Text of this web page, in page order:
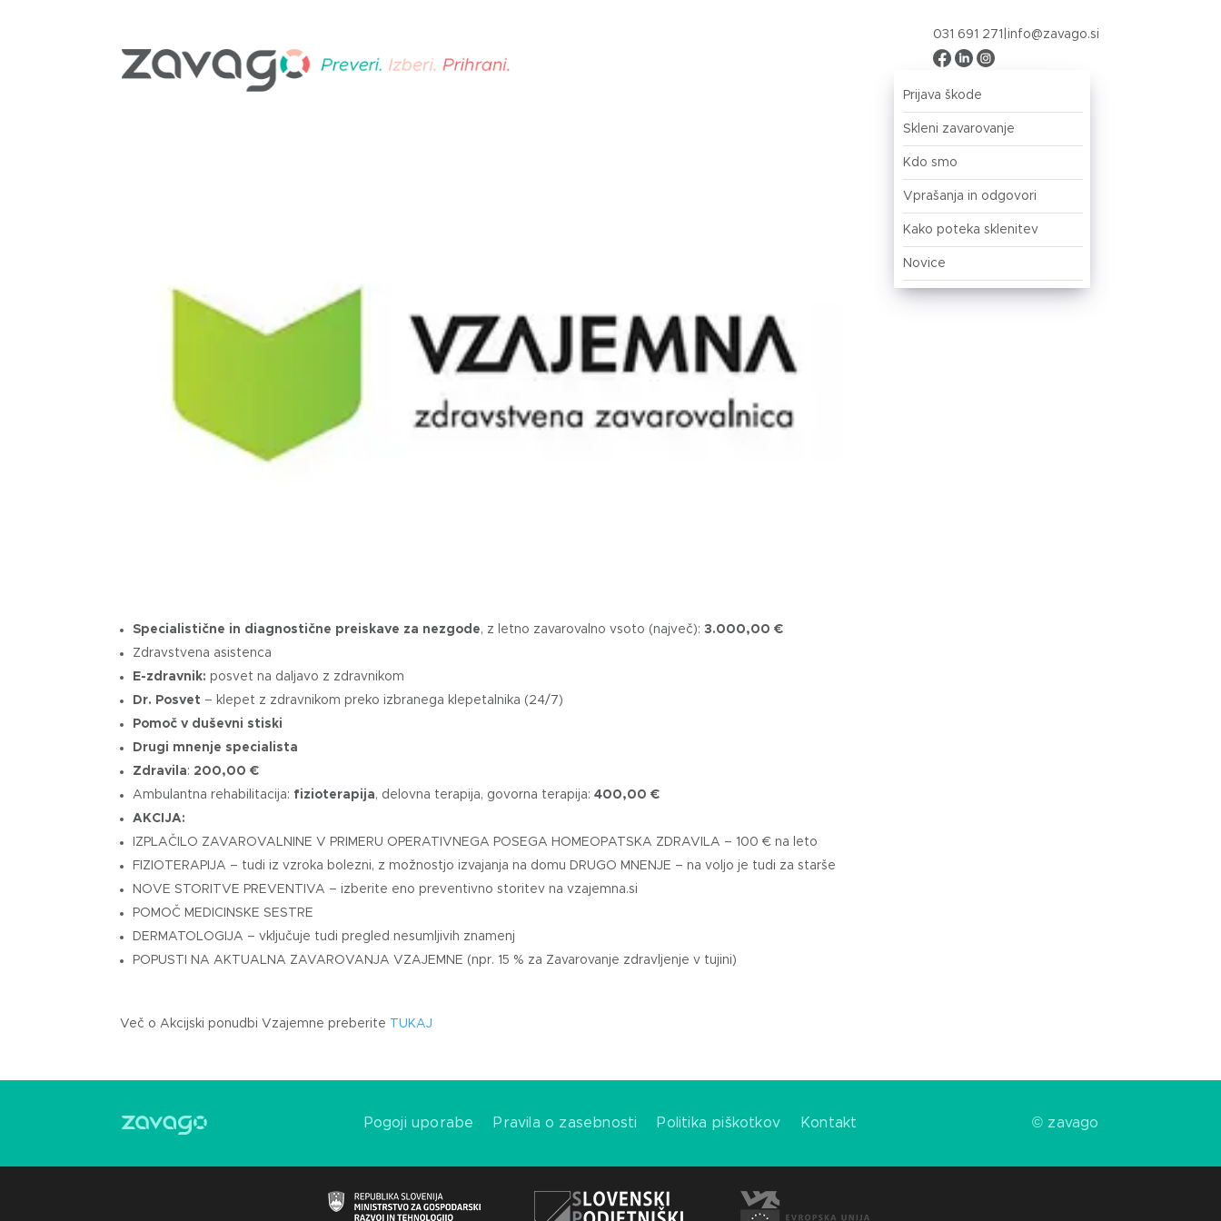
031 691 271 info@zavago.si
Prijava škode
Skleni zavarovanje
Kdo smo
Vprašanja in odgovori
Kako poteka sklenitev
Novice
Specialistične in diagnostične preiskave za nezgode, z letno zavarovalno vsoto (največ): 3.000,00 €
Zdravstvena asistenca
E-zdravnik: posvet na daljavo z zdravnikom
Dr. Posvet – klepet z zdravnikom preko izbranega klepetalnika (24/7)
Pomoč v duševni stiski
Drugi mnenje specialista
Zdravila: 200,00 €
Ambulantna rehabilitacija: fizioterapija, delovna terapija, govorna terapija: 400,00 €
AKCIJA:
IZPLAČILO ZAVAROVALNINE V PRIMERU OPERATIVNEGA POSEGA HOMEOPATSKA ZDRAVILA – 100 € na leto
FIZIOTERAPIJA – tudi iz vzroka bolezni, z možnostjo izvajanja na domu DRUGO MNENJE – na voljo je tudi za starše
NOVE STORITVE PREVENTIVA – izberite eno preventivno storitev na vzajemna.si
POMOČ MEDICINSKE SESTRE
DERMATOLOGIJA – vključuje tudi pregled nesumljivih znamenj
POPUSTI NA AKTUALNA ZAVAROVANJA VZAJEMNE (npr. 15 % za Zavarovanje zdravljenje v tujini)
Več o Akcijski ponudbi Vzajemne preberite TUKAJ
Pogoji uporabe Pravila o zasebnosti Politika piškotkov Kontakt © zavago